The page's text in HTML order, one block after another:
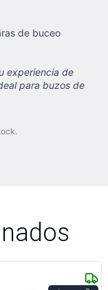
de buceo
experiencia de
para buzos de